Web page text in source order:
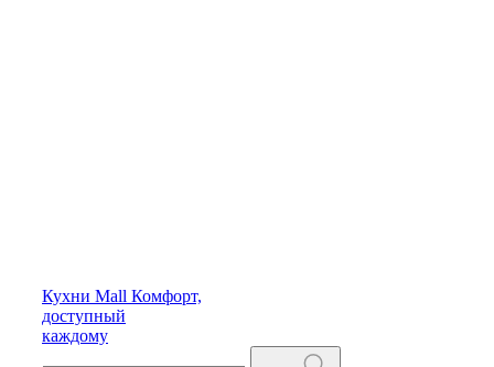
Кухни Mall Комфорт,
доступный
каждому